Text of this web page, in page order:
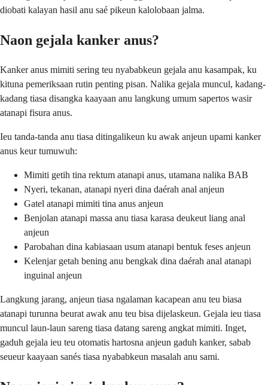
diobati kalayan hasil anu saé pikeun kalolobaan jalma.
Naon gejala kanker anus?
Kanker anus mimiti sering teu nyababkeun gejala anu kasampak, ku
kituna pemeriksaan rutin penting pisan. Nalika gejala muncul, kadang-
kadang tiasa disangka kaayaan anu langkung umum sapertos wasir
atanapi fisura anus.
Ieu tanda-tanda anu tiasa ditingalikeun ku awak anjeun upami kanker
anus keur tumuwuh:
Mimiti getih tina rektum atanapi anus, utamana nalika BAB
Nyeri, tekanan, atanapi nyeri dina daérah anal anjeun
Gatel atanapi mimiti tina anus anjeun
Benjolan atanapi massa anu tiasa karasa deukeut liang anal
anjeun
Parobahan dina kabiasaan usum atanapi bentuk feses anjeun
Kelenjar getah bening anu bengkak dina daérah anal atanapi
inguinal anjeun
Langkung jarang, anjeun tiasa ngalaman kacapean anu teu biasa
atanapi turunna beurat awak anu teu bisa dijelaskeun. Gejala ieu tiasa
muncul laun-laun sareng tiasa datang sareng angkat mimiti. Inget,
gaduh gejala ieu teu otomatis hartosna anjeun gaduh kanker, sabab
seueur kaayaan sanés tiasa nyababkeun masalah anu sami.